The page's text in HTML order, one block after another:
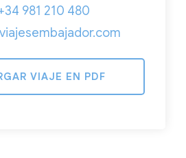
981 210 480
VIAJE EN PDF